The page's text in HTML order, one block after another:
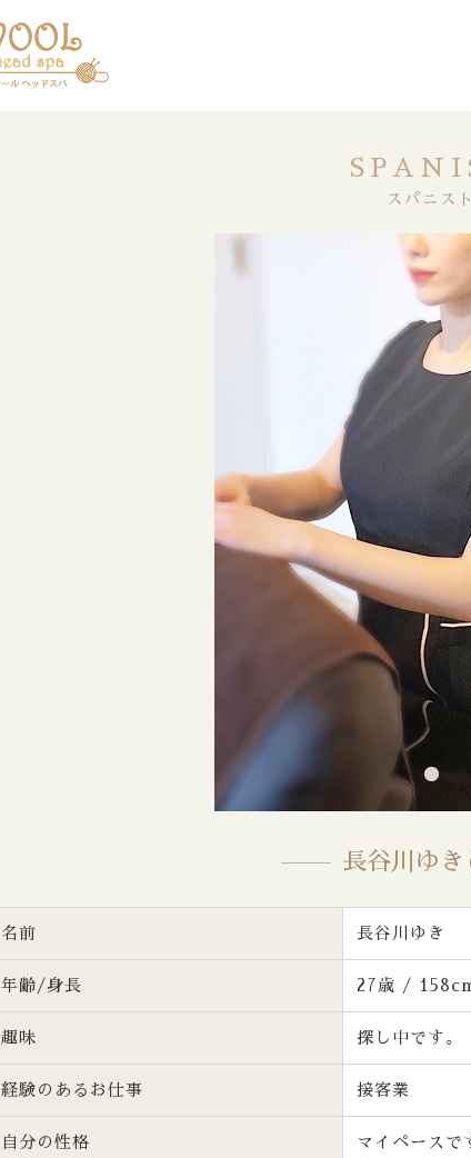
スパニスト
長谷川ゆ
名前 長谷川ゆき
年齢/身長 27歳 /
趣味 探し中です。
経験のあるお仕事 接客業
自分の性格 マイペースで